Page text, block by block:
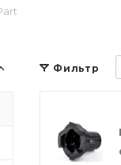
Фильтр